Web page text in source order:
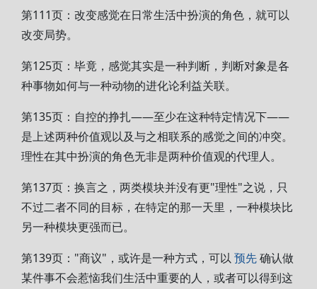
第111页：改变感觉在日常生活中扮演的角色，就可以
改变局势。
第125页：毕竟，感觉其实是一种判断，判断对象是各
种事物如何与一种动物的进化论利益关联。
第135页：自控的挣扎——至少在这种特定情况下——
是上述两种价值观以及与之相联系的感觉之间的冲突。
理性在其中扮演的角色无非是两种价值观的代理人。
第137页：换言之，两类模块并没有更"理性"之说，只
不过二者不同的目标，在特定的那一天里，一种模块比
另一种模块更强而已。
第139页："商议"，或许是一种方式，可以 预先确认做
某件事不会惹恼我们生活中重要的人，或者可以得到这